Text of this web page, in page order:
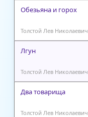
Обезьяна и горох
Толстой Лев Николаевич
Лгун
Толстой Лев Николаевич
Два товарища
Толстой Лев Николаевич